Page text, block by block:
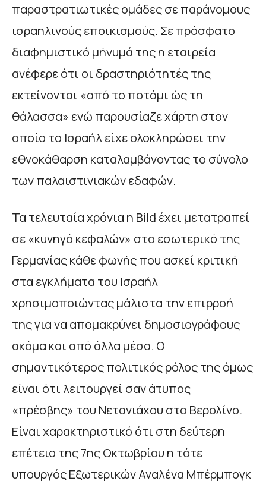
παραστρατιωτικές ομάδες σε παράνομους
ισραηλινούς εποικισμούς. Σε πρόσφατο
διαφημιστικό μήνυμά της η εταιρεία
ανέφερε ότι οι δραστηριότητές της
εκτείνονται «από το ποτάμι ώς τη
θάλασσα» ενώ παρουσίαζε χάρτη στον
οποίο το Ισραήλ είχε ολοκληρώσει την
εθνοκάθαρση καταλαμβάνοντας το σύνολο
των παλαιστινιακών εδαφών.
Τα τελευταία χρόνια η Bild έχει μετατραπεί
σε «κυνηγό κεφαλών» στο εσωτερικό της
Γερμανίας κάθε φωνής που ασκεί κριτική
στα εγκλήματα του Ισραήλ
χρησιμοποιώντας μάλιστα την επιρροή
της για να απομακρύνει δημοσιογράφους
ακόμα και από άλλα μέσα. Ο
σημαντικότερος πολιτικός ρόλος της όμως
είναι ότι λειτουργεί σαν άτυπος
«πρέσβης» του Νετανιάχου στο Βερολίνο.
Είναι χαρακτηριστικό ότι στη δεύτερη
επέτειο της 7ης Οκτωβρίου η τότε
υπουργός Εξωτερικών Αναλένα Μπέρμπογκ